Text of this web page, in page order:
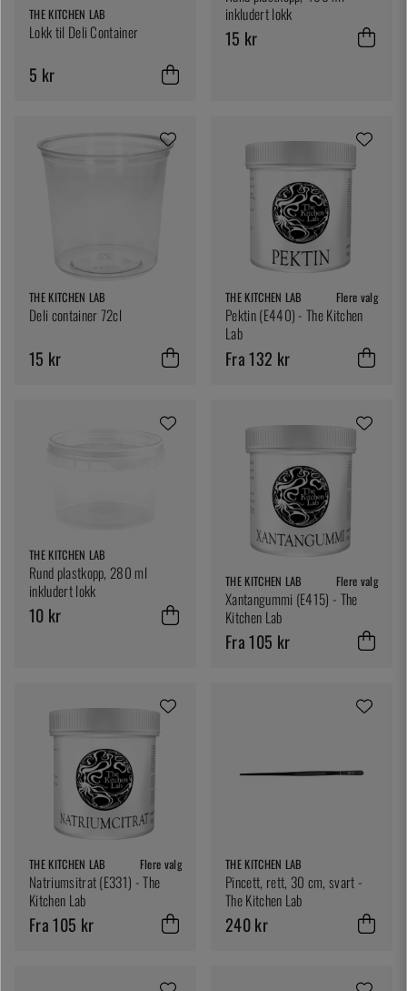
THE KITCHEN LAB
Lokk til Deli Container
5 kr
inkludert lokk
15 kr
THE KITCHEN LAB
Deli container 72cl
15 kr
THE KITCHEN LAB Flere valg
Pektin (E440) - The Kitchen
Lab
Fra 132 kr
THE KITCHEN LAB
Rund plastkopp, 280 ml
inkludert lokk
10 kr
THE KITCHEN LAB Flere valg
Xantangummi (E415) - The
Kitchen Lab
Fra 105 kr
THE KITCHEN LAB Flere valg
Natriumsitrat (E331) - The
Kitchen Lab
Fra 105 kr
THE KITCHEN LAB
Pincett, rett, 30 cm, svart -
The Kitchen Lab
240 kr